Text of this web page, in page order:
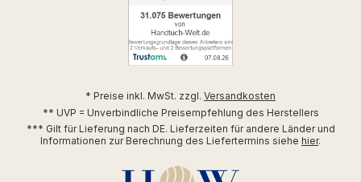
* Preise inkl. MwSt. zzgl. Versandkosten
** UVP = Unverbindliche Preisempfehlung des Herstellers
*** Gilt für Lieferung nach DE. Lieferzeiten für andere Länder und
Informationen zur Berechnung des Liefertermins siehe hier.